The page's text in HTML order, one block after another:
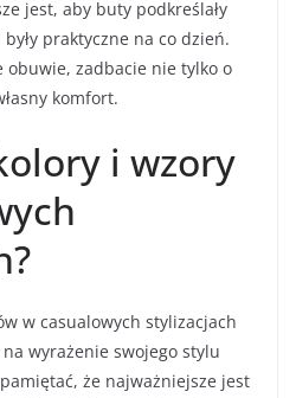
jest, aby buty podkreślały
były praktyczne na co dzień.
zadbacie nie tylko o
komfort.
i wzory
w casualowych stylizacjach
wyrażenie swojego stylu
że najważniejsze jest